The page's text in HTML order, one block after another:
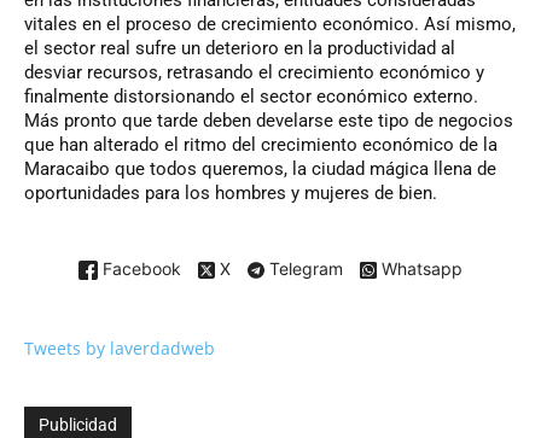
vitales en el proceso de crecimiento económico. Así mismo,
el sector real sufre un deterioro en la productividad al
desviar recursos, retrasando el crecimiento económico y
finalmente distorsionando el sector económico externo.
Más pronto que tarde deben develarse este tipo de negocios
que han alterado el ritmo del crecimiento económico de la
Maracaibo que todos queremos, la ciudad mágica llena de
oportunidades para los hombres y mujeres de bien.
Facebook X Telegram Whatsapp
Tweets by laverdadweb
Publicidad